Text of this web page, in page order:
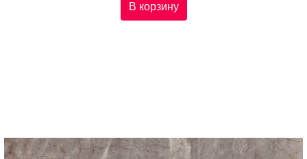
В корзину